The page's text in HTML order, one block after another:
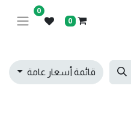
0
0
قائمة أسعار عامة